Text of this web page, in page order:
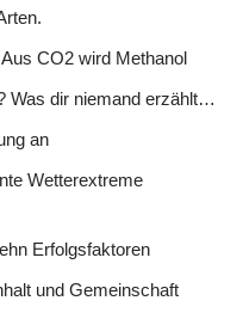
CO2 wird Methanol
Was dir niemand erzählt…
an
Wetterextreme
Erfolgsfaktoren
und Gemeinschaft